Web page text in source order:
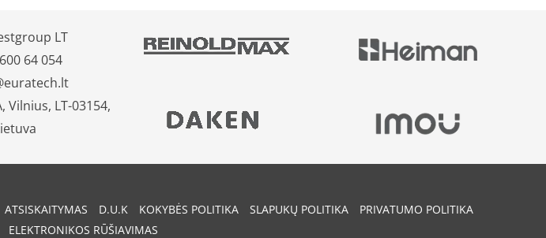
LT
64 054
Vilnius, LT-03154,
ATSISKAITYMAS D.U.K KOKYBĖS POLITIKA SLAPUKŲ POLITIKA
PRIVATUMO POLITIKA
ELEKTRONIKOS RŪŠIAVIMAS